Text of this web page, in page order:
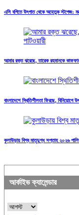
এসি বগিতে উৎপাত থেকে অহেতুক স্টপেজ:
আমার রক্ত ঝরেছে, তারেক রহমানকে কাফফারা
বাংলাদেশে স্থিতিশীলতা ফিরছে, বিনিয়োগে
কুলাউড়ায় বিশ্ব মাতৃদুগ্ধ সপ্তাহ ২০২৬
আর্কাইভ ক্যালেন্ডার